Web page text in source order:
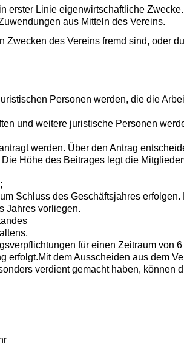
erster Linie eigenwirtschaftliche
aus Mitteln des Vereins.
Zwecken des Vereins fremd sind, oder
Personen werden, die die
und weitere juristische Personen
werden. Über den Antrag
Höhe des Beitrages legt die
Schluss des Geschäftsjahres
Jahres vorliegen.
für einen Zeitraum von
erfolgt.Mit dem Ausscheiden aus dem
verdient gemacht haben,